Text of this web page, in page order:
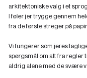
arkitektoniske valg i et
I føler jer trygge gennem
fra de første streger på
Vi fungerer som jeres
spørgsmål om alt fra regler
aldrig alene med de svære